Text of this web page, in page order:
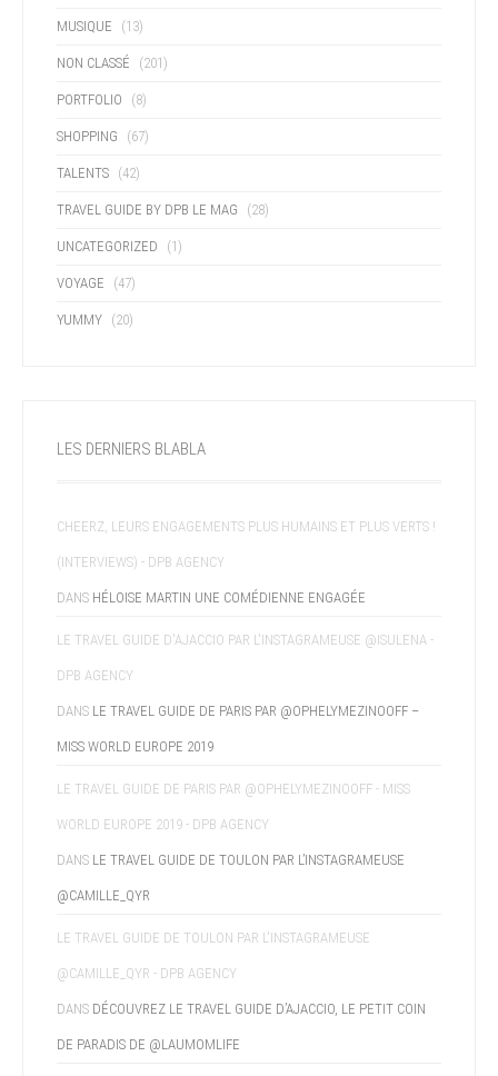
MUSIQUE (13)
NON CLASSÉ (201)
PORTFOLIO (8)
SHOPPING (67)
TALENTS (42)
TRAVEL GUIDE BY DPB LE MAG (28)
UNCATEGORIZED (1)
VOYAGE (47)
YUMMY (20)
LES DERNIERS BLABLA
CHEERZ, LEURS ENGAGEMENTS PLUS HUMAINS ET PLUS VERTS !
(INTERVIEWS) - DPB AGENCY
DANS HÉLOISE MARTIN UNE COMÉDIENNE ENGAGÉE
LE TRAVEL GUIDE D'AJACCIO PAR L'INSTAGRAMEUSE @ISULENA -
DPB AGENCY
DANS LE TRAVEL GUIDE DE PARIS PAR @OPHELYMEZINOOFF –
MISS WORLD EUROPE 2019
LE TRAVEL GUIDE DE PARIS PAR @OPHELYMEZINOOFF - MISS
WORLD EUROPE 2019 - DPB AGENCY
DANS LE TRAVEL GUIDE DE TOULON PAR L’INSTAGRAMEUSE
@CAMILLE_QYR
LE TRAVEL GUIDE DE TOULON PAR L'INSTAGRAMEUSE
@CAMILLE_QYR - DPB AGENCY
DANS DÉCOUVREZ LE TRAVEL GUIDE D’AJACCIO, LE PETIT COIN
DE PARADIS DE @LAUMOMLIFE